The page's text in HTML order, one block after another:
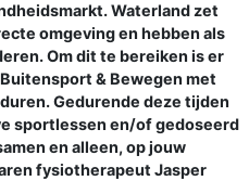
Waterland zet
omgeving en hebben als
Om dit te bereiken is er
& Bewegen met
Gedurende deze tijden
sportlessen en/of gedoseerd
en alleen, op jouw
fysiotherapeut Jasper